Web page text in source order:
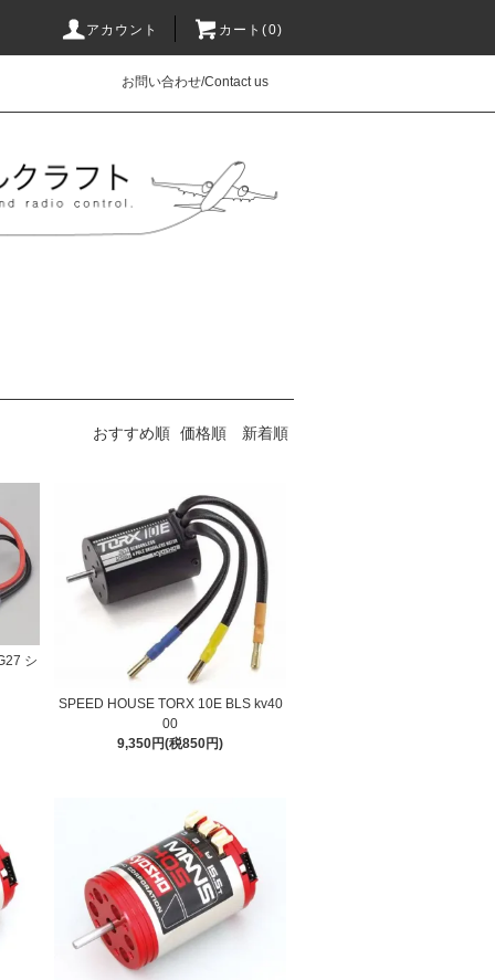
アカウント カート(0)
お問い合わせ/Contact us
おすすめ順 価格順 新着順
シ
SPEED HOUSE TORX 10E BLS kv40
00
9,350円(税850円)